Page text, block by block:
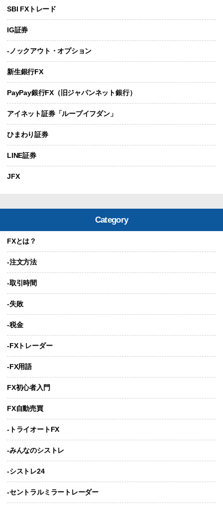
SBI FXトレード
IG証券
-ノックアウト・オプション
新生銀行FX
PayPay銀行FX（旧ジャパンネット銀行）
アイネット証券「ループイフダン」
ひまわり証券
LINE証券
JFX
Category
FXとは？
-注文方法
-取引時間
-失敗
-税金
-FXトレーダー
-FX用語
FX初心者入門
FX自動売買
-トライオートFX
-みんなのシストレ
-シストレ24
-セントラルミラートレーダー